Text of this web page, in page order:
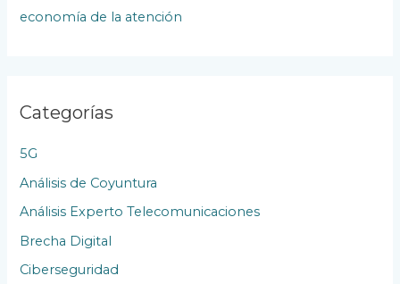
i
n
e
s
economía de la atención
Categorías
5G
Análisis de Coyuntura
Análisis Experto Telecomunicaciones
Brecha Digital
Ciberseguridad